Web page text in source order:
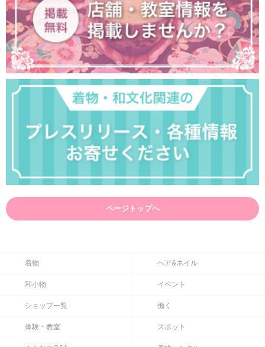
ページトップへ
着物 ヘア&ネイル
和小物 イベント
ショップ一覧 働く
体験・教室 スポット